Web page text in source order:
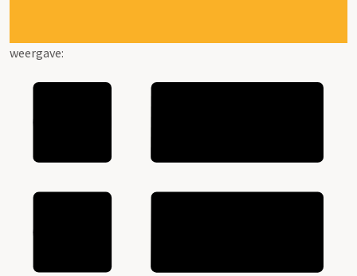
weergave: